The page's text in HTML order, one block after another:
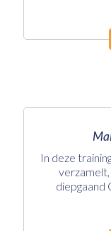
In deze
diepgaand